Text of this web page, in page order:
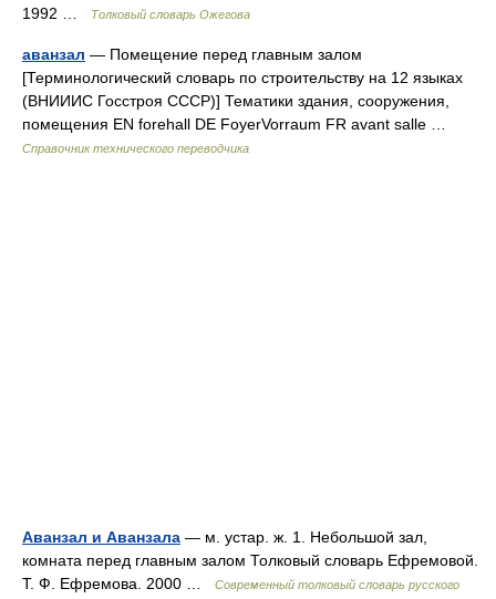
1992 …
Толковый словарь Ожегова
аванзал — Помещение перед главным залом
[Терминологический словарь по строительству на 12 языках
(ВНИИИС Госстроя СССР)] Тематики здания, сооружения,
помещения EN forehall DE FoyerVorraum FR avant salle …
Справочник технического переводчика
Аванзал и Аванзала — м. устар. ж. 1. Небольшой зал,
комната перед главным залом Толковый словарь Ефремовой.
Т. Ф. Ефремова. 2000 …
Современный толковый словарь русского